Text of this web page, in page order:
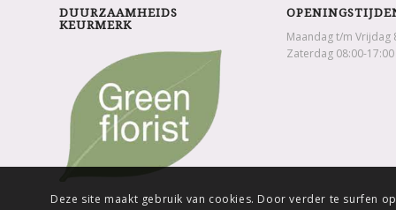
DUURZAAMHEIDS
KEURMERK
Maandag t/m Vrijdag
Zaterdag 08:00-17:00
Deze site maakt gebruik van cookies. Door verder te surfen